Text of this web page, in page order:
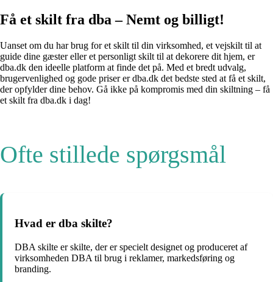
Få et skilt fra dba – Nemt og billigt!
Uanset om du har brug for et skilt til din virksomhed, et vejskilt til at
guide dine gæster eller et personligt skilt til at dekorere dit hjem, er
dba.dk den ideelle platform at finde det på. Med et bredt udvalg,
brugervenlighed og gode priser er dba.dk det bedste sted at få et skilt,
der opfylder dine behov. Gå ikke på kompromis med din skiltning – få
et skilt fra dba.dk i dag!
Ofte stillede spørgsmål
Hvad er dba skilte?
DBA skilte er skilte, der er specielt designet og produceret af
virksomheden DBA til brug i reklamer, markedsføring og
branding.